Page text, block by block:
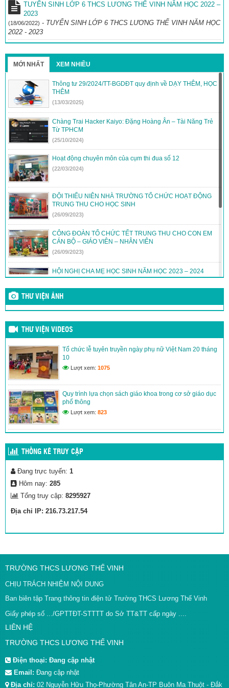
TUYỂN SINH LỚP 6 THCS LƯƠNG THẾ VINH NĂM HỌC 2022 –
2023
(18/06/2022) - TUYỂN SINH LỚP 6 THCS LƯƠNG THẾ VINH NĂM HỌC
2022 - 2023
MỚI NHẤT XEM NHIỀU
Thông tư 29/2024/TT-BGDĐT quy định về DẠY THÊM, HỌC
THÊM
(13/03/2025)
Chàng Trai Hacker Kaiyo: Đặng Hoàng Ân – Tài Năng Trẻ
Từ TPHCM
(25/10/2024)
Hoạt động chuyên môn của cụm thi đua số 12
(22/03/2024)
ĐỘI THIẾU NIÊN NHÀ TRƯỜNG TỔ CHỨC HOẠT ĐỘNG
TRUNG THU CHO HỌC SINH
(26/09/2023)
CÔNG ĐOÀN TỔ CHỨC TẾT TRUNG THU CHO CON EM
CÁN BỘ – GIÁO VIÊN – NHÂN VIÊN
(26/09/2023)
HỘI NGHỊ CHA MẸ HỌC SINH NĂM HỌC 2023 – 2024
DANH MỤC SÁCH GIÁO KHOA NĂM HỌC 2023 – 2024
DANH SÁCH HỌC SINH TRƯỜNG THCS LƯƠNG THẾ
VINH ĐỖ CHUYÊN NGUYỄN DU
(21/06/2023)
THƯ VIỆN ẢNH
THƯ VIỆN VIDEOS
Tổ chức lễ tuyên truyền ngày phụ nữ Việt Nam 20 tháng
10
Lượt xem: 1075
Quy trình lựa chọn sách giáo khoa trong cơ sở giáo dục
phổ thông
Lượt xem: 823
THỐNG KÊ TRUY CẬP
Đang trực tuyến: 1
Hôm nay: 285
Tổng truy cập: 8295927
Địa chỉ IP: 216.73.217.54
TRƯỜNG THCS LƯƠNG THẾ VINH
CHỊU TRÁCH NHIỆM NỘI DUNG
Ban biên tập Trang thông tin điện tử Trường THCS Lương Thế Vinh
Giấy phép số .../GPTTĐT-STTTT do Sở TT&TT cấp ngày ....
LIÊN HỆ
TRƯỜNG THCS LƯƠNG THẾ VINH
Điện thoại:Đang cập nhật
Email:Đang cập nhật
Địa chỉ:02 Nguyễn Hữu Thọ-Phường Tân An-TP Buôn Ma Thuột - Đắk